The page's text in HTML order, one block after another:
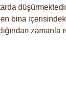
bina
zamanla